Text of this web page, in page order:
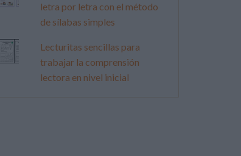
letra por letra con el método
de sílabas simples
Lecturitas sencillas para
trabajar la comprensión
lectora en nivel inicial